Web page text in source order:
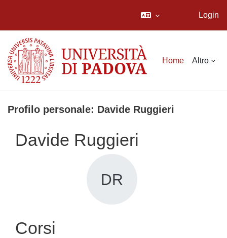
Login
Home Altro
Profilo personale: Davide Ruggieri
Davide Ruggieri
DR
Corsi